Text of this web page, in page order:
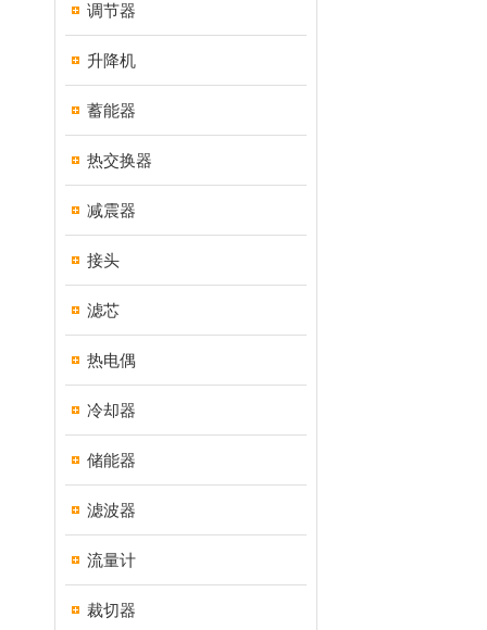
调节器
升降机
蓄能器
热交换器
减震器
接头
滤芯
热电偶
冷却器
储能器
滤波器
流量计
裁切器